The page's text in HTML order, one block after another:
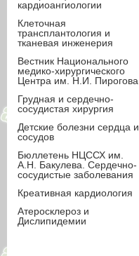
кардиоангиологии
Клеточная
трансплантология и
тканевая инженерия
Вестник Национального
медико-хирургического
Центра им. Н.И. Пирогова
Грудная и сердечно-
сосудистая хирургия
Детские болезни сердца и
сосудов
Бюллетень НЦССХ им.
А.Н. Бакулева. Сердечно-
сосудистые заболевания
Креативная кардиология
Атеросклероз и
Дислипидемии